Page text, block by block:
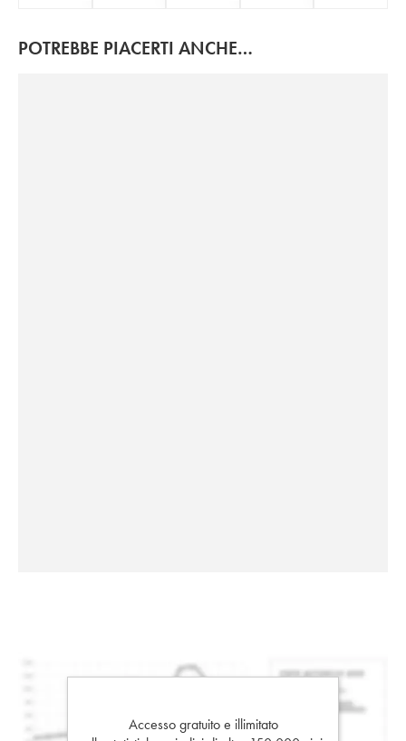
POTREBBE PIACERTI ANCHE…
Accesso gratuito e illimitato